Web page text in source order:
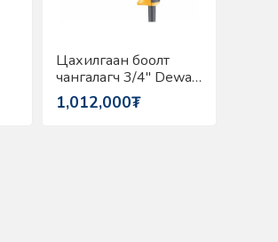
Цахилгаан боолт
чангалагч 3/4" Dewalt
DW294-QS
1,012,000₮